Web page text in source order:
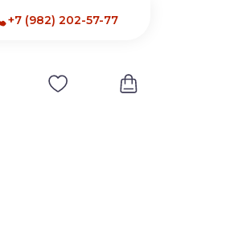
+7 (982) 202-57-77